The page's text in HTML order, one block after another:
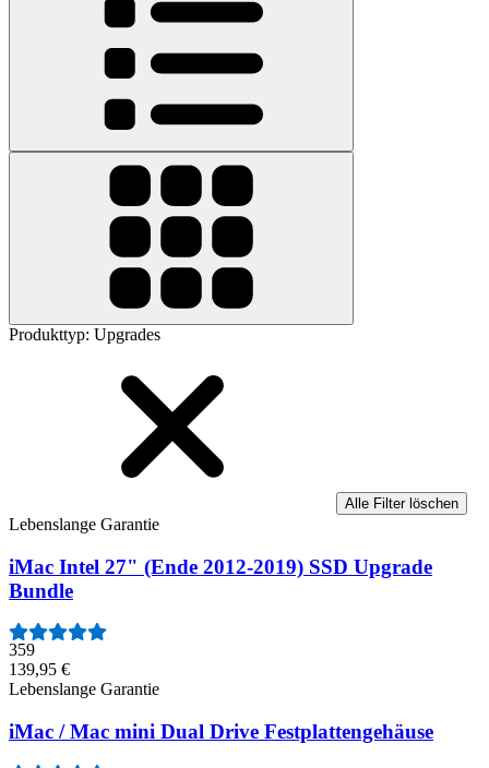
Produkttyp: Upgrades
Alle Filter löschen
Lebenslange Garantie
iMac Intel 27" (Ende 2012-2019) SSD Upgrade
Bundle
359
139,95 €
Lebenslange Garantie
iMac / Mac mini Dual Drive Festplattengehäuse